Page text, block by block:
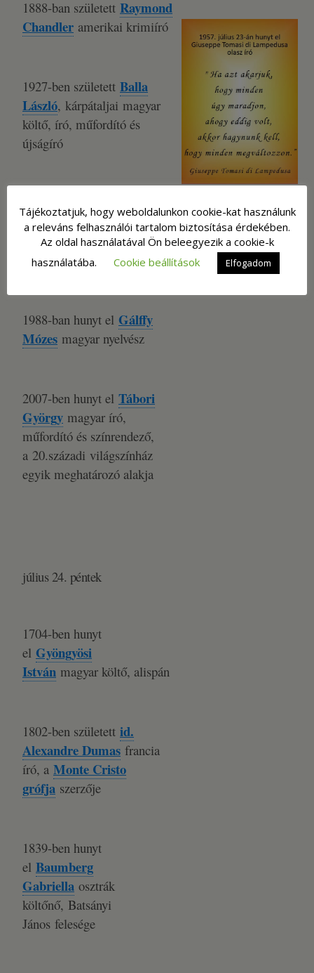
1888-ban született Raymond
Chandler amerikai krimiíró
1927-ben született Balla
László, kárpátaljai magyar
költő, író, műfordító és
újságíró
Tomasi di
Lampedusaolasz író, A
párduc szerzője
1988-ban hunyt el Gálffy
Mózes magyar nyelvész
2007-ben hunyt el Tábori
György magyar író,
műfordító és színrendező,
a 20.századi világszínház
egyik meghatározó alakja
július 24. péntek
1704-ben hunyt
el Gyöngyösi
István magyar költő, alispán
1802-ben született id.
Alexandre Dumas francia
író, a Monte Cristo
grófja szerzője
1839-ben hunyt
el Baumberg
Gabriella osztrák
költőnő, Batsányi
János felesége
Tájékoztatjuk, hogy weboldalunkon cookie-kat használunk
a releváns felhasználói tartalom biztosítása érdekében.
Az oldal használatával Ön beleegyezik a cookie-k
használatába.
Cookie beállítások Elfogadom